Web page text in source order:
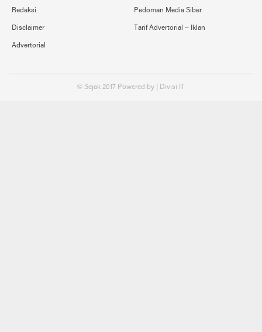
Redaksi Pedoman Media Siber
Disclaimer Tarif Advertorial – Iklan
Advertorial
© Sejak 2017 Powered by | Divisi IT